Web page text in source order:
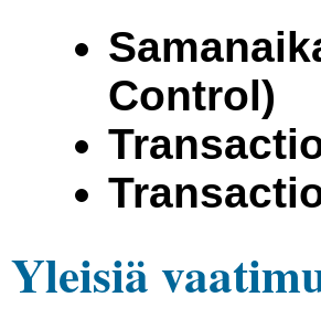
Control)
Yleisiä